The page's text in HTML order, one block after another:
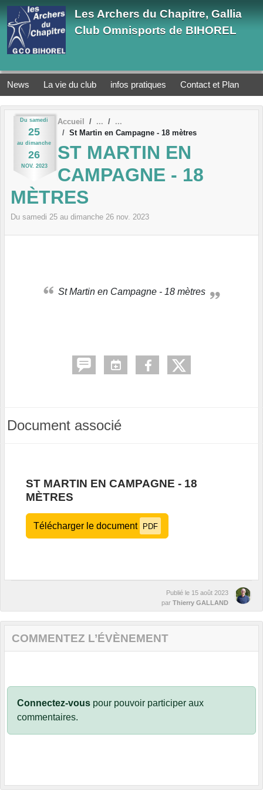
Les Archers du Chapitre, Gallia
Club Omnisports de BIHOREL
News La vie du club infos pratiques Contact et Plan
Du samedi
25
au dimanche
26
NOV. 2023
Accueil
St Martin en Campagne - 18 mètres
ST MARTIN EN
CAMPAGNE - 18
MÈTRES
Du samedi 25 au dimanche 26 nov. 2023
St Martin en Campagne - 18 mètres
Document associé
ST MARTIN EN CAMPAGNE - 18
MÈTRES
Télécharger le document PDF
Publié le 15 août 2023
par Thierry GALLAND
COMMENTEZ L’ÉVÈNEMENT
Connectez-vous pour pouvoir participer aux
commentaires.
Panneau de gestion des cookies